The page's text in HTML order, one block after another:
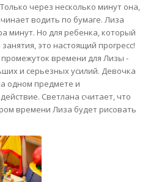
через несколько минут она,
водить по бумаге. Лиза
минут. Но для ребенка, который
это настоящий прогресс!
времени для Лизы -
и серьезных усилий. Девочка
одном предмете и
Светлана считает, что
времени Лиза будет рисовать